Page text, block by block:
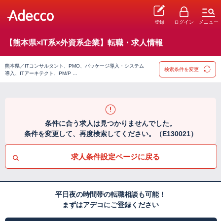
登録 ログイン メニュー
【熊本県×IT系×外資系企業】転職・求人情報
熊本県／ITコンサルタント、PMO、パッケージ導入・システム
導入、ITアーキテクト、PM/P …
検索条件を変更
条件に合う求人は見つかりませんでした。
条件を変更して、再度検索してください。（E130021）
求人条件設定ページに戻る
平日夜の時間帯の転職相談も可能！
まずはアデコにご登録ください